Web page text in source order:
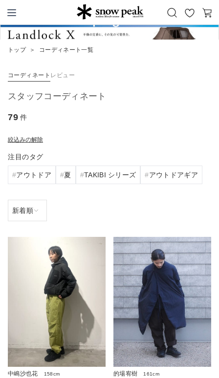
Snow Peak
お
気
カ
トップ ＞ コーディネート一覧
コーディネート レビュー
スタッフコーディネート
79 件
絞込みの解除
注目のタグ
アウトドア 夏 TAKIBI シリーズ アウトドアギア
中嶋沙也花
158cm
的場宥樹
161cm